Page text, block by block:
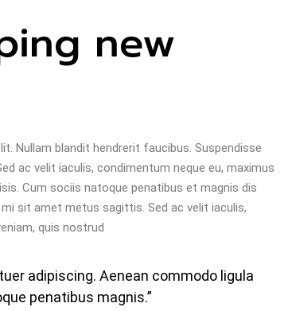
new
Nullam blandit hendrerit faucibus. Suspendisse
ac velit iaculis, condimentum neque eu, maximus
Cum sociis natoque penatibus et magnis dis
sit amet metus sagittis. Sed ac velit iaculis,
quis nostrud
adipiscing. Aenean commodo ligula
penatibus magnis.”